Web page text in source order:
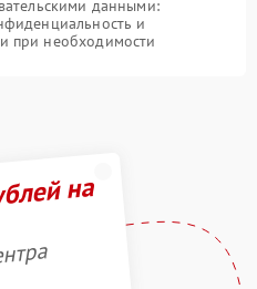
данными:
и
при необходимости
на